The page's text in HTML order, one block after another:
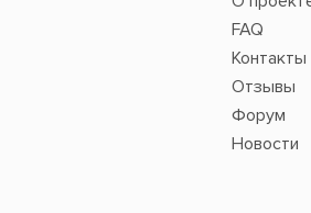
FAQ
Контакты
Отзывы
Форум
Новости